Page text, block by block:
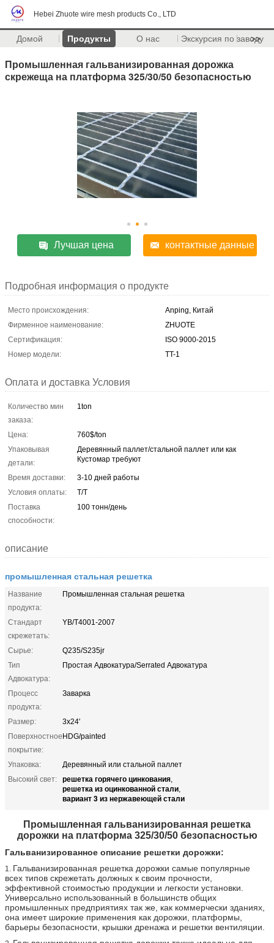
Hebei Zhuote wire mesh products Co., LTD
Домой Продукты О нас Экскурсия по заводу
>>
Промышленная гальванизированная дорожка
скрежеща на платформа 325/30/50 безопасностью
Лучшая цена контактные данные
Подробная информация о продукте
Место происхождения:
Anping, Китай
Фирменное наименование:
ZHUOTE
Сертификация:
ISO 9000-2015
Номер модели:
TT-1
Оплата и доставка Условия
Количество мин
заказа:
1ton
Цена:
760$/ton
Упаковывая
детали:
Деревянный паллет/стальной паллет или как
Кустомар требуют
Время доставки:
3-10 дней работы
Условия оплаты:
T/T
Поставка
способности:
100 тонн/день
описание
промышленная стальная решетка
Название
продукта:
Промышленная стальная решетка
Стандарт
скрежетать:
YB/T4001-2007
Сырье:
Q235/S235jr
Тип
Адвокатура:
Простая Адвокатура/Serrated Адвокатура
Процесс
продукта:
Заварка
Размер:
3x24'
Поверхностное
покрытие:
HDG/painted
Упаковка:
Деревянный или стальной паллет
Высокий свет:
решетка горячего цинкования,
решетка из оцинкованной стали,
вариант 3 из нержавеющей стали
Промышленная гальванизированная решетка
дорожки на платформа 325/30/50 безопасностью
Гальванизированное описание решетки дорожки:
1. Гальванизированная решетка дорожки самые популярные
всех типов скрежетать должных к своим прочности,
эффективной стоимостью продукции и легкости установки.
Универсально использованный в большинств общих
промышленных предприятиях так же, как коммерчески зданиях,
она имеет широкие применения как дорожки, платформы,
барьеры безопасности, крышки дренажа и решетки вентиляции.